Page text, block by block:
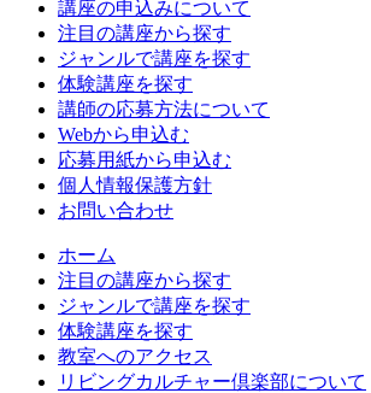
講座の申込みについて
注目の講座から探す
ジャンルで講座を探す
体験講座を探す
講師の応募方法について
Webから申込む
応募用紙から申込む
個人情報保護方針
お問い合わせ
ホーム
注目の講座から探す
ジャンルで講座を探す
体験講座を探す
教室へのアクセス
リビングカルチャー倶楽部について